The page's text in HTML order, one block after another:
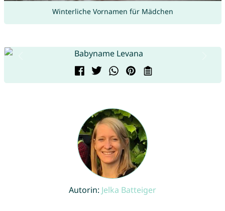
Winterliche Vornamen für Mädchen
Autorin: Jelka Batteiger